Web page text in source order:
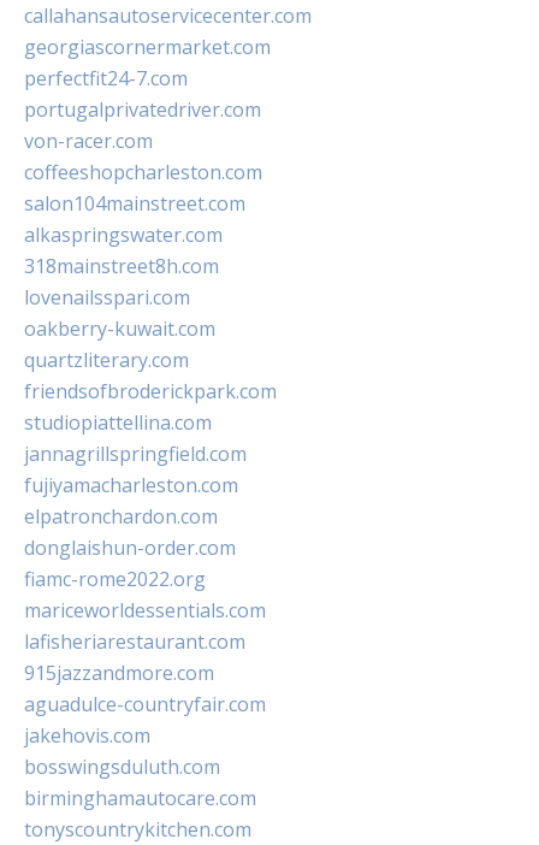
callahansautoservicecenter.com
georgiascornermarket.com
perfectfit24-7.com
portugalprivatedriver.com
von-racer.com
coffeeshopcharleston.com
salon104mainstreet.com
alkaspringswater.com
318mainstreet8h.com
lovenailsspari.com
oakberry-kuwait.com
quartzliterary.com
friendsofbroderickpark.com
studiopiattellina.com
jannagrillspringfield.com
fujiyamacharleston.com
elpatronchardon.com
donglaishun-order.com
fiamc-rome2022.org
mariceworldessentials.com
lafisheriarestaurant.com
915jazzandmore.com
aguadulce-countryfair.com
jakehovis.com
bosswingsduluth.com
birminghamautocare.com
tonyscountrykitchen.com